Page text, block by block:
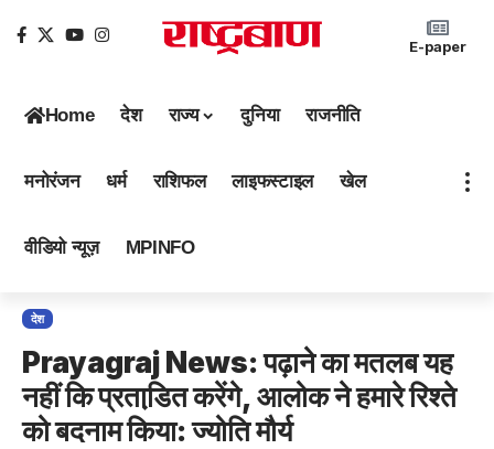
E-paper
Home देश राज्य दुनिया राजनीति
मनोरंजन धर्म राशिफल लाइफस्टाइल खेल
वीडियो न्यूज़ MPINFO
देश
Prayagraj News: पढ़ाने का मतलब यह
नहीं कि प्रताडि़त करेंगे, आलोक ने हमारे रिश्ते
को बदनाम किया: ज्योति मौर्य